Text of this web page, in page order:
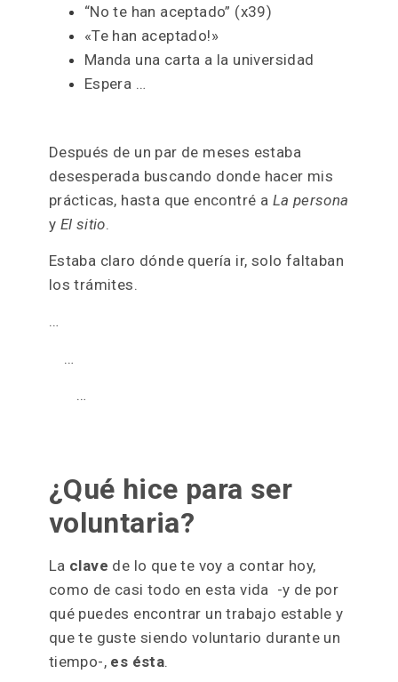
En 2014 cuando terminé el máster en
Yo estaba deseando ponerme a trabajar y
no estar de brazos cruzados pero todos
sabemos lo rápido de la burocracia.
Que si manda 40 correos
Espera 3 semanas
prácticas, hasta que encontré aLa persona
yEl sitio.
los trámites.
…
…